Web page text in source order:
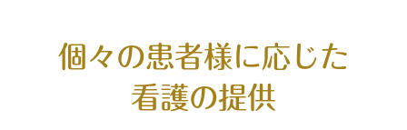
個々の患者様に応じた
看護の提供